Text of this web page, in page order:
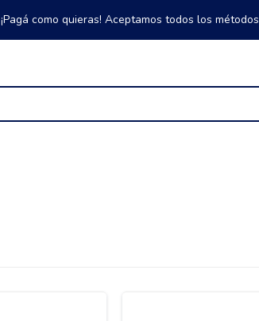
¡Pagá como quieras! Aceptamos todos los métodos